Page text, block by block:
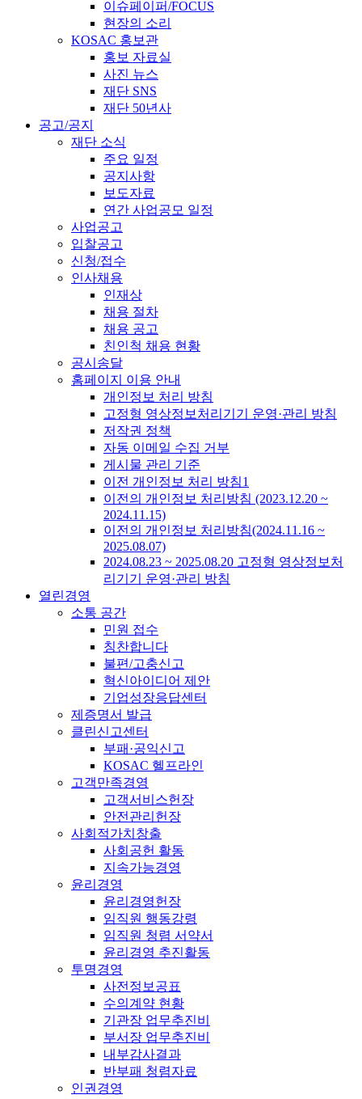
이슈페이퍼/FOCUS
현장의 소리
KOSAC 홍보관
홍보 자료실
사진 뉴스
재단 SNS
재단 50년사
공고/공지
재단 소식
주요 일정
공지사항
보도자료
연간 사업공모 일정
사업공고
입찰공고
신청/접수
인사채용
인재상
채용 절차
채용 공고
친인척 채용 현황
공시송달
홈페이지 이용 안내
개인정보 처리 방침
고정형 영상정보처리기기 운영·관리 방침
저작권 정책
자동 이메일 수집 거부
게시물 관리 기준
이전 개인정보 처리 방침1
이전의 개인정보 처리방침 (2023.12.20 ~
2024.11.15)
이전의 개인정보 처리방침(2024.11.16 ~
2025.08.07)
2024.08.23 ~ 2025.08.20 고정형 영상정보처
리기기 운영·관리 방침
열린경영
소통 공간
민원 접수
칭찬합니다
불편/고충신고
혁신아이디어 제안
기업성장응답센터
제증명서 발급
클린신고센터
부패·공익신고
KOSAC 헬프라인
고객만족경영
고객서비스헌장
안전관리헌장
사회적가치창출
사회공헌 활동
지속가능경영
윤리경영
윤리경영헌장
임직원 행동강령
임직원 청렴 서약서
윤리경영 추진활동
투명경영
사전정보공표
수의계약 현황
기관장 업무추진비
부서장 업무추진비
내부감사결과
반부패 청렴자료
인권경영